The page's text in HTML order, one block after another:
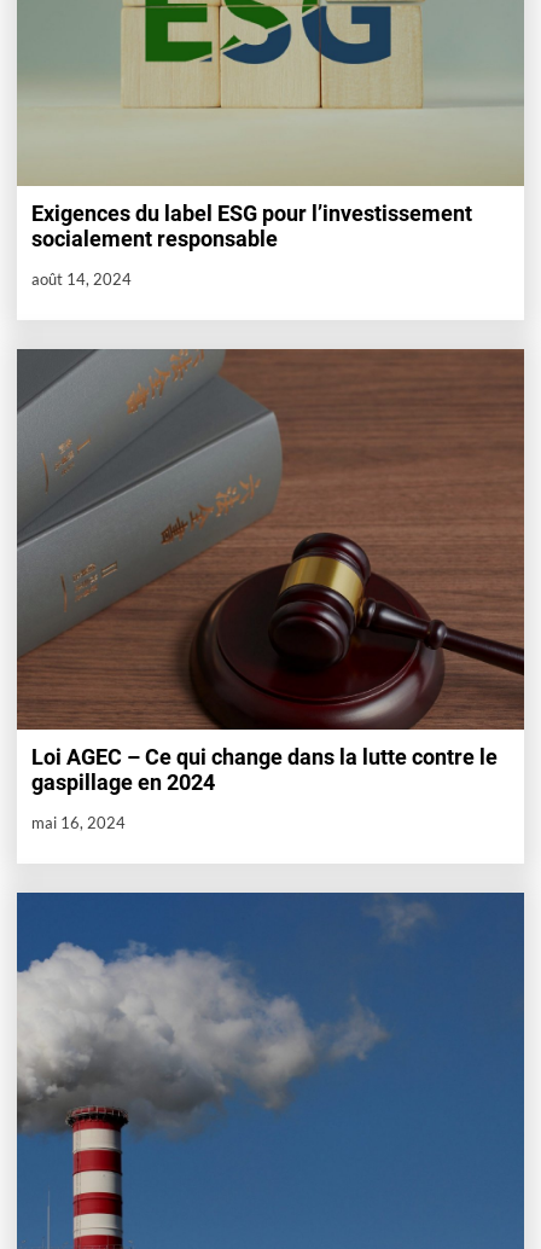
Exigences du label ESG pour l’investissement
socialement responsable
août 14, 2024
Loi AGEC – Ce qui change dans la lutte contre le
gaspillage en 2024
mai 16, 2024